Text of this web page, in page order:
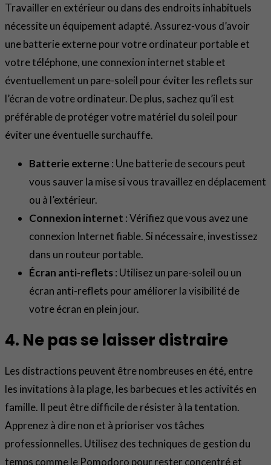
Travailler en extérieur ou dans des endroits inhabituels
nécessite un équipement adapté. Assurez-vous d’avoir
une batterie externe pour votre ordinateur portable et
votre téléphone, une connexion internet stable et
éventuellement un pare-soleil pour éviter les reflets sur
l’écran de votre ordinateur. De plus, sachez qu’il est
préférable de protéger votre matériel du soleil pour
éviter une éventuelle surchauffe.
Batterie externe : Une batterie de secours peut
vous sauver la mise si vous travaillez en déplacement
ou à l’extérieur.
Connexion internet : Vérifiez que vous avez une
connexion Internet fiable. Si nécessaire, investissez
dans un routeur portable.
Écran anti-reflets: Utilisez un pare-soleil ou un
écran anti-reflets pour améliorer la visibilité de
votre écran en plein jour.
4. Ne pas se laisser distraire
Les distractions peuvent être nombreuses en été, entre
les invitations à la plage, les barbecues et les activités en
famille. Il peut être difficile de résister à la tentation.
Apprenez à dire non et à prioriser vos tâches
professionnelles. Utilisez des techniques de gestion du
temps comme le Pomodoro pour rester concentré et